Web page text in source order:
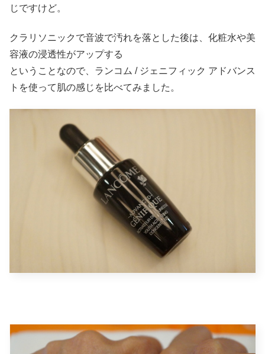
じですけど。
クラリソニックで音波で汚れを落とした後は、化粧水や美
容液の浸透性がアップする
ということなので、ランコム / ジェニフィック アドバンス
トを使って肌の感じを比べてみました。